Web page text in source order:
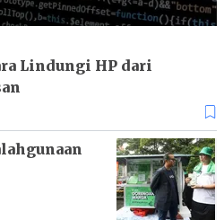
Lindungi HP dari